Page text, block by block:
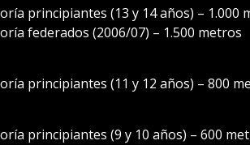
principiantes (13 y 14 años) – 1.000
federados (2006/07) – 1.500 metros
principiantes (11 y 12 años) – 800
principiantes (9 y 10 años) – 600